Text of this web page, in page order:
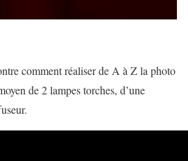
comment réaliser de A à Z la photo
de 2 lampes torches, d’une